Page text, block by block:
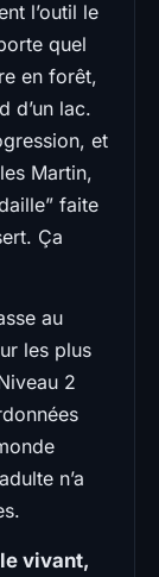
l’outil le
quel
en forêt,
d’un lac.
et
Martin,
faite
Ça
au
les plus
2
n’a
vivant,